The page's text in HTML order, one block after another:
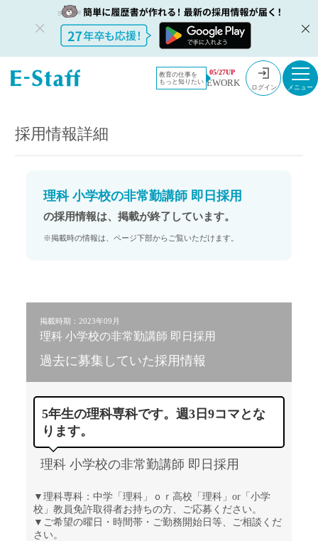
教育の仕事を
もっと知りたい
05/27UP
EWORK ログイン
教員採用情
報のイー・
採用情報
理科 小学校の非常勤講師 即日採用
採用情報詳細
理科 小学校の非常勤講師 即日採用
の採用情報は、掲載が終了しています。
※掲載時の情報は、ページ下部からご覧いただけます。
掲載時期：2023年09月
理科 小学校の非常勤講師 即日採用
過去に募集していた採用情報
5年生の理科専科です。週3日9コマとな
ります。
理科 小学校の非常勤講師 即日採用
▼理科専科：中学「理科」ｏｒ高校「理科」or「小学
校」教員免許取得者お持ちの方、ご応募ください。
▼ご希望の曜日・時間帯・ご勤務開始日等、ご相談くだ
さい。